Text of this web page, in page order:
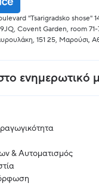
"Tsarigradsko shose"
Covent Garden, room
151 25, Μαρούσι,
ενημερωτικό
& Αυτοματισμός